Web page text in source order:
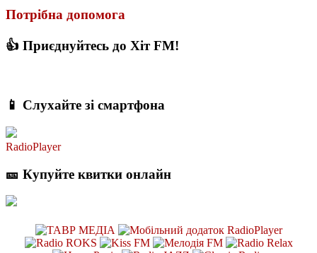
Потрібна допомога
👍 Приєднуйтесь до Хіт FM!
📱 Слухайте зі смартфона
RadioPlayer
🎫 Купуйте квитки онлайн